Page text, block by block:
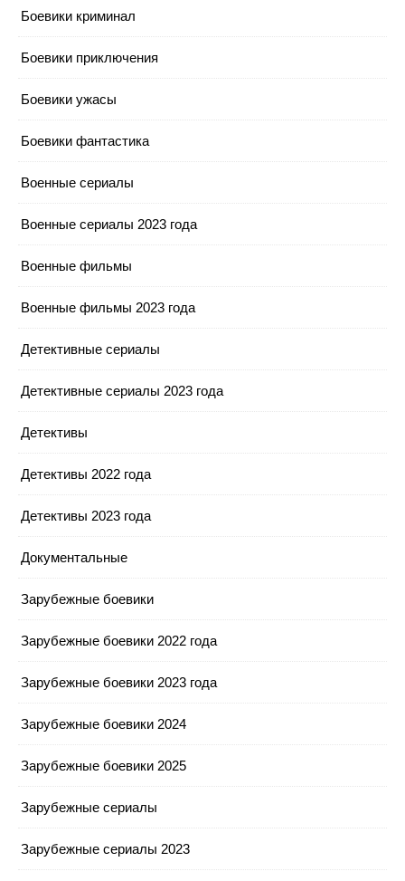
Боевики криминал
Боевики приключения
Боевики ужасы
Боевики фантастика
Военные сериалы
Военные сериалы 2023 года
Военные фильмы
Военные фильмы 2023 года
Детективные сериалы
Детективные сериалы 2023 года
Детективы
Детективы 2022 года
Детективы 2023 года
Документальные
Зарубежные боевики
Зарубежные боевики 2022 года
Зарубежные боевики 2023 года
Зарубежные боевики 2024
Зарубежные боевики 2025
Зарубежные сериалы
Зарубежные сериалы 2023